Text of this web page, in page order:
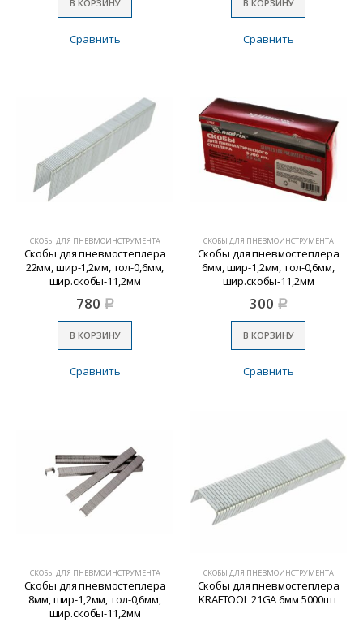
В КОРЗИНУ
Сравнить
В КОРЗИНУ
Сравнить
СКОБЫ ДЛЯ ПНЕВМОИНСТРУМЕНТА
Скобы для пневмостеплера
22мм, шир-1,2мм, тол-0,6мм,
шир.скобы-11,2мм
780 Р
В КОРЗИНУ
Сравнить
СКОБЫ ДЛЯ ПНЕВМОИНСТРУМЕНТА
Скобы для пневмостеплера
6мм, шир-1,2мм, тол-0,6мм,
шир.скобы-11,2мм
300 Р
В КОРЗИНУ
Сравнить
СКОБЫ ДЛЯ ПНЕВМОИНСТРУМЕНТА
Скобы для пневмостеплера
8мм, шир-1,2мм, тол-0,6мм,
шир.скобы-11,2мм
СКОБЫ ДЛЯ ПНЕВМОИНСТРУМЕНТА
Скобы для пневмостеплера
KRAFTOOL 21GA 6мм 5000шт